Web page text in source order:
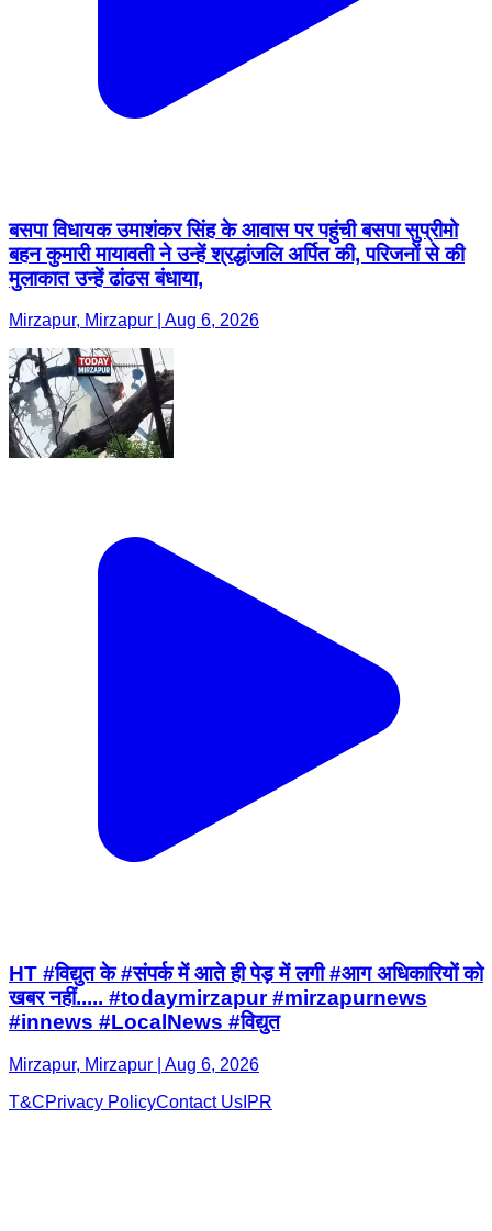
बसपा विधायक उमाशंकर सिंह के आवास पर पहुंची बसपा सुप्रीमो
बहन कुमारी मायावती ने उन्हें श्रद्धांजलि अर्पित की, परिजनों से की
मुलाकात उन्हें ढांढस बंधाया,
Mirzapur, Mirzapur | Aug 6, 2026
HT #विद्युत के #संपर्क में आते ही पेड़ में लगी #आग अधिकारियों को
खबर नहीं..... #todaymirzapur #mirzapurnews
#innews #LocalNews #विद्युत
Mirzapur, Mirzapur | Aug 6, 2026
T&CPrivacy PolicyContact Us IPR